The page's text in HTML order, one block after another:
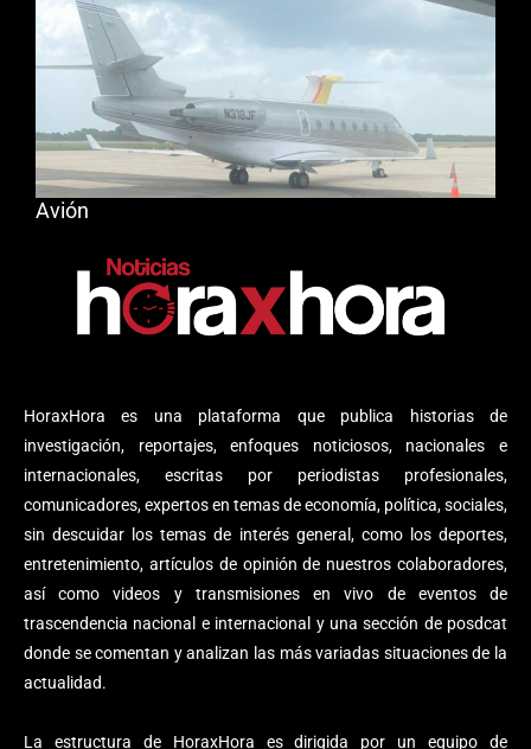
HoraxHora es una plataforma que publica historias de
investigación, reportajes, enfoques noticiosos, nacionales e
internacionales, escritas por periodistas profesionales,
comunicadores, expertos en temas de economía, política, sociales,
sin descuidar los temas de interés general, como los deportes,
entretenimiento, artículos de opinión de nuestros colaboradores,
así como videos y transmisiones en vivo de eventos de
trascendencia nacional e internacional y una sección de posdcat
donde se comentan y analizan las más variadas situaciones de la
actualidad.
La estructura de HoraxHora es dirigida por un equipo de
Avión